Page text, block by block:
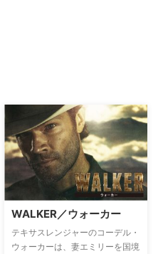
WALKER／ウォーカー
テキサスレンジャーのコーデル・
ウォーカーは、妻エミリーを国境